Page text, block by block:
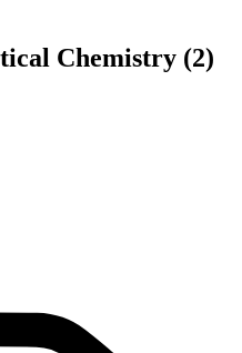
Chemistry (2)